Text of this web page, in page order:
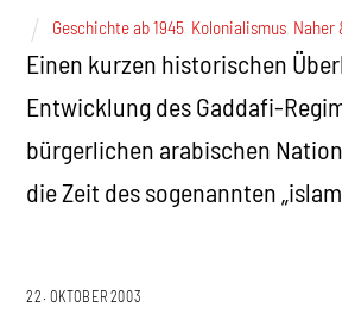
Geschichte ab 1945 Kolonialismus Naher
Einen kurzen historischen
Entwicklung des Gaddafi-
bürgerlichen arabischen
die Zeit des sogenannten
22. OKTOBER 2003